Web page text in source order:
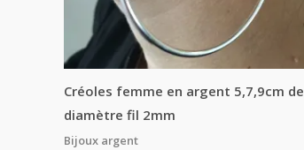
Créoles femme en argent 5,7,9cm de
diamètre fil 2mm
Bijoux argent